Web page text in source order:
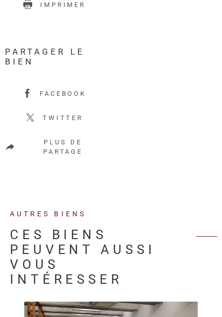
IMPRIMER
PARTAGER LE
BIEN
FACEBOOK
TWITTER
PLUS DE
PARTAGE
AUTRES BIENS
CES BIENS
PEUVENT AUSSI
VOUS
INTÉRESSER